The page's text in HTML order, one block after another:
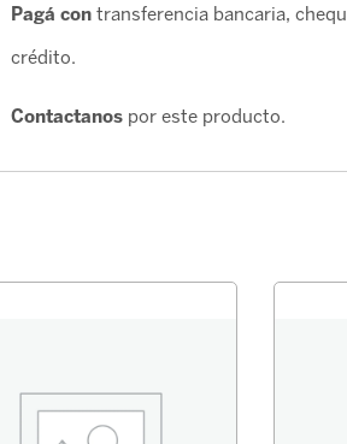
Pagá contransferencia bancaria,
crédito.
Contactanospor este producto.